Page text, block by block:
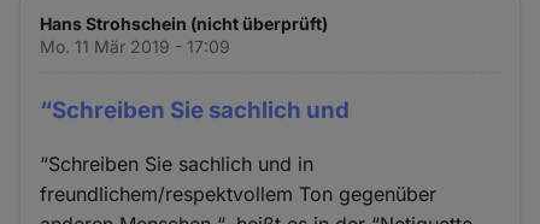
Hans Strohschein (nicht überprüft)
Mo. 11 Mär 2019 - 17:09
“Schreiben Sie sachlich und
“Schreiben Sie sachlich und in
freundlichem/respektvollem Ton gegenüber